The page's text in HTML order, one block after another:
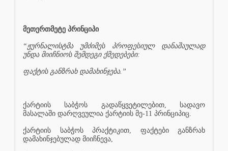
მეთერთმეტე პრინციპი
“ჟურნალისტმა უმძიმეს პროფესიულ დანაშაულად
უნდა მიიჩნიოს შემდეგი ქმედებები:
ფაქტის განზრახ დამახინჯება.”
ქარტიის საბჭოს გადაწყვეტილებით, სადავო
მასალაში დარღვეულია ქარტიის მე-11 პრინციპიც.
ქარტიის საბჭოს პრაქტიკით, ფაქტები განზრახ
დამახინჯებულად მიიჩნევა,